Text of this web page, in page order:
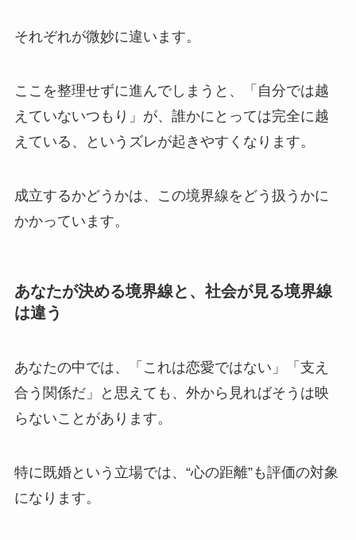
それぞれが微妙に違います。
ここを整理せずに進んでしまうと、「自分では越
えていないつもり」が、誰かにとっては完全に越
えている、というズレが起きやすくなります。
成立するかどうかは、この境界線をどう扱うかに
かかっています。
あなたが決める境界線と、社会が見る境界線
は違う
あなたの中では、「これは恋愛ではない」「支え
合う関係だ」と思えても、外から見ればそうは映
らないことがあります。
特に既婚という立場では、“心の距離”も評価の対象
になります。